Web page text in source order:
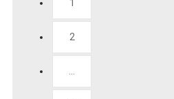
1
2
...